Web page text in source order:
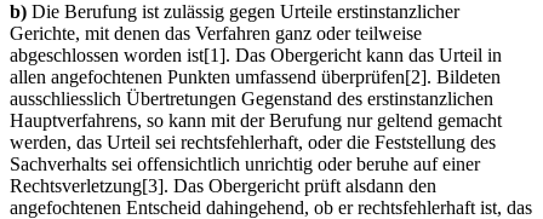
b) Die Berufung ist zulässig gegen Urteile erstinstanzlicher
Gerichte, mit denen das Verfahren ganz oder teilweise
abgeschlossen worden ist[1]. Das Obergericht kann das Urteil in
allen angefochtenen Punkten umfassend überprüfen[2]. Bildeten
ausschliesslich Übertretungen Gegenstand des erstinstanzlichen
Hauptverfahrens, so kann mit der Berufung nur geltend gemacht
werden, das Urteil sei rechtsfehlerhaft, oder die Feststellung des
Sachverhalts sei offensichtlich unrichtig oder beruhe auf einer
Rechtsverletzung[3]. Das Obergericht prüft alsdann den
angefochtenen Entscheid dahingehend, ob er rechtsfehlerhaft ist, das